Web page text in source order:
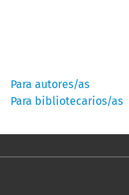
Para autores/as
Para bibliotecarios/as